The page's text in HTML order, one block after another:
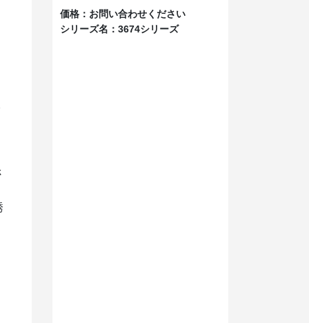
価格： お問い合わせください
シリーズ名： 3674シリーズ